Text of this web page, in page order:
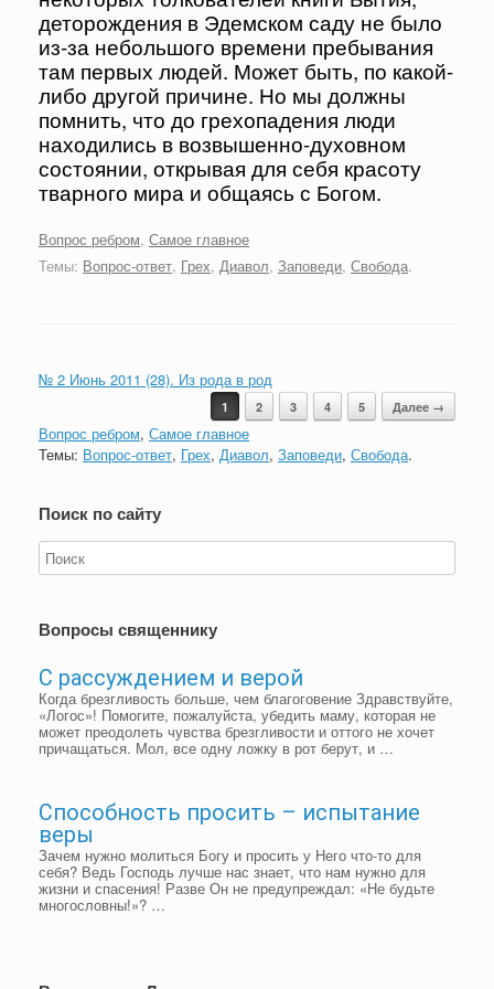
деторождения в Эдемском саду не было
из-за небольшого времени пребывания
там первых людей. Может быть, по какой-
либо другой причине. Но мы должны
помнить, что до грехопадения люди
находились в возвышенно-духовном
состоянии, открывая для себя красоту
тварного мира и общаясь с Богом.
Вопрос ребром, Самое главное
Темы: Вопрос-ответ, Грех, Диавол, Заповеди, Свобода.
№ 2 Июнь 2011 (28). Из рода в род
1 2 3 4 5 Далее →
Вопрос ребром, Самое главное
Темы: Вопрос-ответ, Грех, Диавол, Заповеди, Свобода.
Поиск по сайту
Вопросы священнику
С рассуждением и верой
Когда брезгливость больше, чем благоговение Здравствуйте,
«Логос»! Помогите, пожалуйста, убедить маму, которая не
может преодолеть чувства брезгливости и оттого не хочет
причащаться. Мол, все одну ложку в рот берут, и …
Способность просить – испытание
веры
Зачем нужно молиться Богу и просить у Него что-то для
себя? Ведь Господь лучше нас знает, что нам нужно для
жизни и спасения! Разве Он не предупреждал: «Не будьте
многословны!»? …